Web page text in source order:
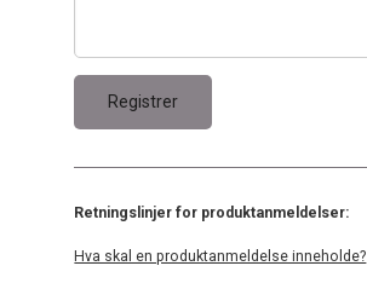
Retningslinjer for produktanmeldelser:
Hva skal en produktanmeldelse inneholde?